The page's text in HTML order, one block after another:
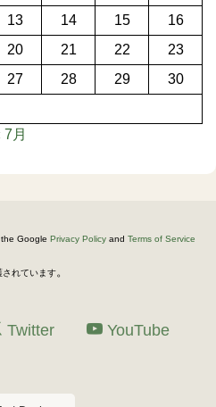
13 14 15
16
20 21 22
23
27 28 29
30
7月
Google Privacy Policy and Terms of Service
れています。
Twitter YouTube